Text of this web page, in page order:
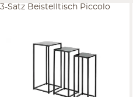
3-Satz Beistelltisch Piccolo